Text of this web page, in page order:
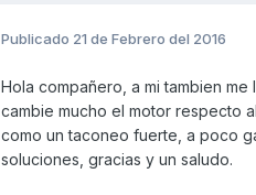
Publicado 21 de Febrero del 2016
Hola compañero, a mi tambien
cambie mucho el motor respecto
como un taconeo fuerte, a poco
soluciones, gracias y un saludo.